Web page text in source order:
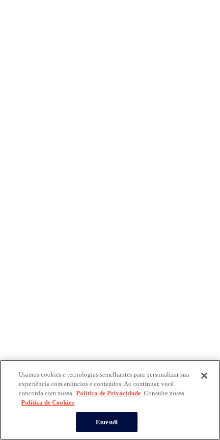
Usamos cookies e tecnologias semelhantes para personalizar sua
experiência com anúncios e conteúdos. Ao continuar, você
concorda com nossa Política de Privacidade. Consulte nossa
Política de Cookies
Entendi